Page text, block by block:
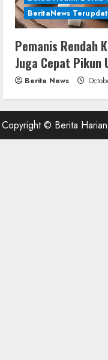
BeritaNews
Pemanis Rendah
Juga Cepat Pikun
Berita News
Copyright © Berita